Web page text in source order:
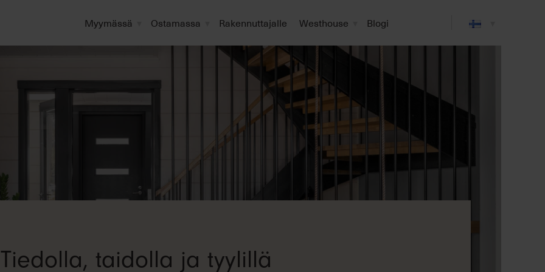
Myymässä Ostamassa Rakennuttajalle Westhouse Blogi
Tiedolla, taidolla ja tyylillä